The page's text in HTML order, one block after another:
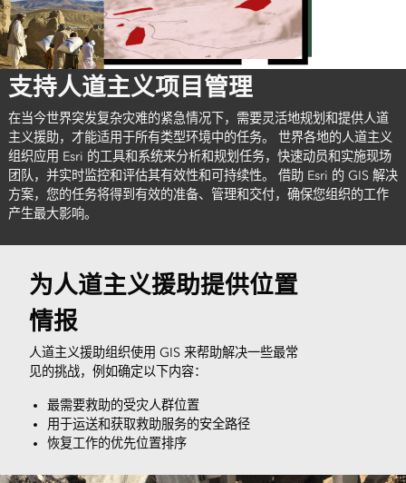
支持人道主义项目管理
在当今世界突发复杂灾难的紧急情况下，需要灵活地规划和提供人道
主义援助，才能适用于所有类型环境中的任务。 世界各地的人道主义
组织应用 Esri 的工具和系统来分析和规划任务，快速动员和实施现场
团队，并实时监控和评估其有效性和可持续性。 借助 Esri 的 GIS 解决
方案，您的任务将得到有效的准备、管理和交付，确保您组织的工作
产生最大影响。
为人道主义援助提供位置
情报
人道主义援助组织使用 GIS 来帮助解决一些最常
见的挑战，例如确定以下内容：
最需要救助的受灾人群位置
用于运送和获取救助服务的安全路径
恢复工作的优先位置排序